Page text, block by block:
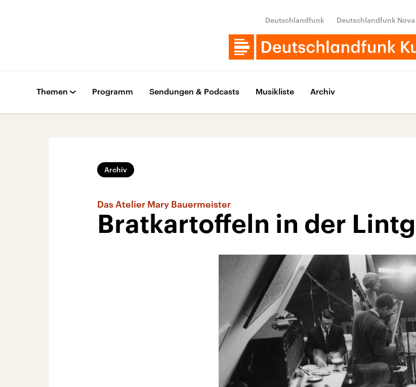
Deutschlandfunk Deutschlandfunk Nova
Themen Programm Sendungen & Podcasts Musikliste Archiv
Archiv
Das Atelier Mary Bauermeister
Bratkartoffeln in der